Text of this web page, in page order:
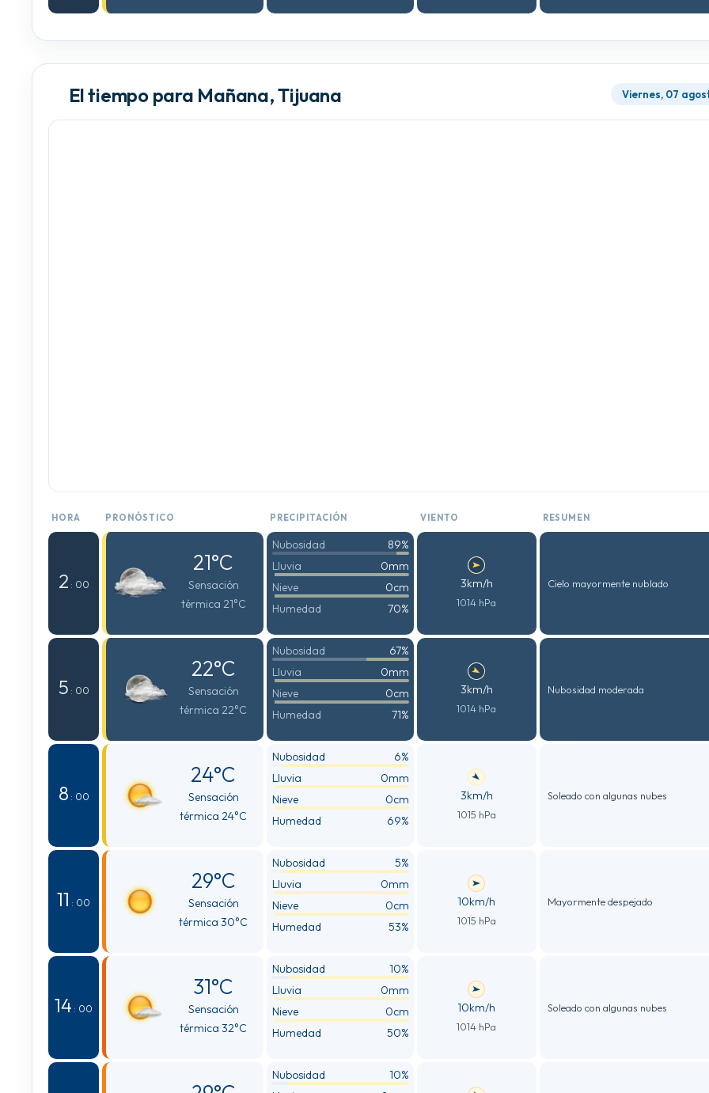
El tiempo para Mañana, Tijuana Viernes, 07
HORA PRONÓSTICO PRECIPITACIÓN VIENTO RESUMEN
2 : 00
21°C
Sensación
térmica 21°C
Nubosidad
89%
Lluvia
0mm
Nieve
0cm
Humedad
70%
3km/h
1014 hPa
Cielo mayormente nublado
5 : 00
22°C
Sensación
térmica 22°C
Nubosidad
67%
Lluvia
0mm
Nieve
0cm
Humedad
71%
3km/h
1014 hPa
Nubosidad moderada
8 : 00
24°C
Sensación
térmica 24°C
Nubosidad
6%
Lluvia
0mm
Nieve
0cm
Humedad
69%
3km/h
1015 hPa
Soleado con algunas nubes
11 : 00
29°C
Sensación
térmica 30°C
Nubosidad
5%
Lluvia
0mm
Nieve
0cm
Humedad
53%
10km/h
1015 hPa
Mayormente despejado
14 : 00
31°C
Sensación
térmica 32°C
Nubosidad
10%
Lluvia
0mm
Nieve
0cm
Humedad
50%
10km/h
1014 hPa
Soleado con algunas nubes
Nubosidad
10%